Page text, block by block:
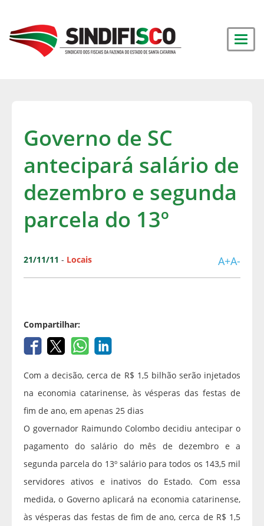
Governo de SC
antecipará salário de
dezembro e segunda
parcela do 13º
21/11/11 - Locais A+A-
Compartilhar:
Com a decisão, cerca de R$ 1,5 bilhão serão injetados
na economia catarinense, às vésperas das festas de
fim de ano, em apenas 25 dias
O governador Raimundo Colombo decidiu antecipar o
pagamento do salário do mês de dezembro e a
segunda parcela do 13º salário para todos os 143,5 mil
servidores ativos e inativos do Estado. Com essa
medida, o Governo aplicará na economia catarinense,
às vésperas das festas de fim de ano, cerca de R$ 1,5